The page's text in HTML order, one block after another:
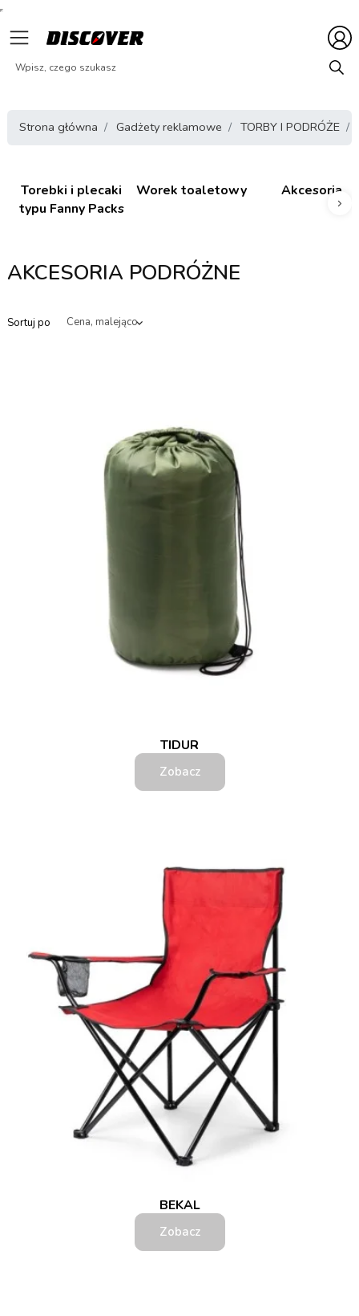
Strona główna Gadżety reklamowe TORBY I PODRÓŻE
Torebki i plecaki
typu Fanny Packs
Worek toaletowy Akcesoria
AKCESORIA PODRÓŻNE
Sortuj po
TIDUR
Zobacz
BEKAL
Zobacz